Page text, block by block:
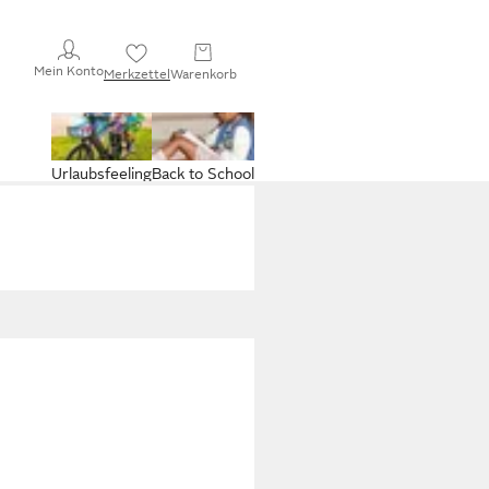
Mein KontoMerkzettelWarenkorb
Back to School
Urlaubsfeeling